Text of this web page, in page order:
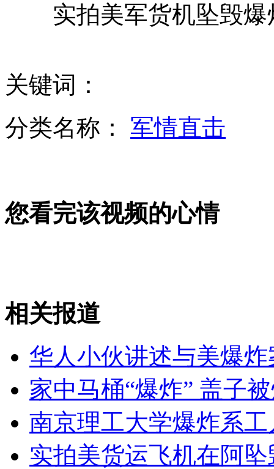
市民明星分手：娱乐圈浮躁是关键
公安部：十起肉制品犯罪典型案例公布
朝鲜谴责美韩是半岛危机主谋
巴基斯坦：指控穆沙拉夫检察官遇袭身亡
山西运城恶犬咬伤多人 警民合力深夜将其击毙
女孩北京地铁殴打老人 痛下狠手拳打脚踢
无痛分娩是否安全 医生回应
外交部：反对强权政治霸凌主义
实拍美军货机坠毁爆
关键词：
分类名称： 军情直击
您看完该视频的心情
相关报道
华人小伙讲述与美爆
家中马桶“爆炸” 盖子
南京理工大学爆炸系
实拍美货运飞机在阿